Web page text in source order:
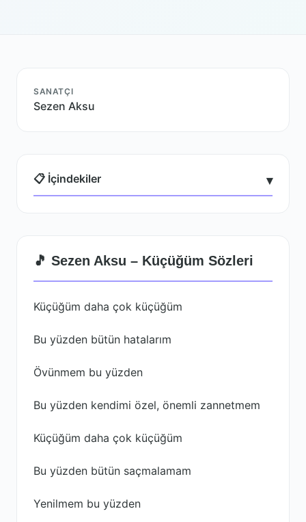
SANATÇI
Sezen Aksu
📋 İçindekiler ▾
🎵 Sezen Aksu – Küçüğüm Sözleri
Küçüğüm daha çok küçüğüm
Bu yüzden bütün hatalarım
Övünmem bu yüzden
Bu yüzden kendimi özel, önemli zannetmem
Küçüğüm daha çok küçüğüm
Bu yüzden bütün saçmalamam
Yenilmem bu yüzden